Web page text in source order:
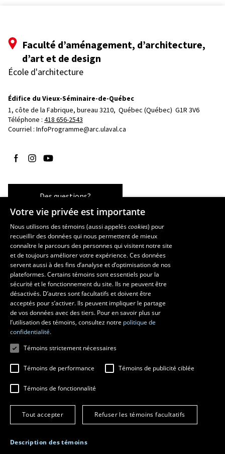
Faculté d’aménagement, d’architecture,
d’art et de design
École d'architecture
Édifice du Vieux-Séminaire-de-Québec
1, côte de la Fabrique, bureau 3210, Québec (Québec)  G1R 3V6
Téléphone : 418 656-2543
Courriel : InfoProgramme@arc.ulaval.ca
Suivez-nous sur Facebook
Suivez-nous sur Instagram
Suivez-nous sur YouTube
Des questions?
Les écoles et la recherche
École d’art
École supérieure d’aménagement du territoire et de développement
régional
École de design
Centre de recherche en aménagement et développement
© 2026 Université Laval
Tous droits réservés
Conditions générales d'utilisation
Fraude en ligne
Paramétrer les témoins
Votre vie privée est importante
Nous utilisons des témoins (aussi appeléscookies) pour
recueillir des données qui nous permettent de mieux
connaître le parcours des personnes qui visitent notre site
et de toujours améliorer votre expérience. Ces données
servent aussi à des fins d’analyse et d’optimisation de nos
plateformes. Certains témoins sont essentiels pour la
sécurité et le fonctionnement du site. Ils ne peuvent être
désactivés. D’autres sont facultatifs et doivent être
acceptés pour s’activer. Ils peuvent impliquer le partage
de vos données avec des tiers. Pour en savoir plus sur
l’utilisation des témoins, consultez notre politique de
confidentialité.
Témoins strictement nécessaires
Témoins de performance Témoins de publicité ciblée
Témoins de fonctionnalité
Tout accepter Refuser les témoins facultatifs
Description des témoins